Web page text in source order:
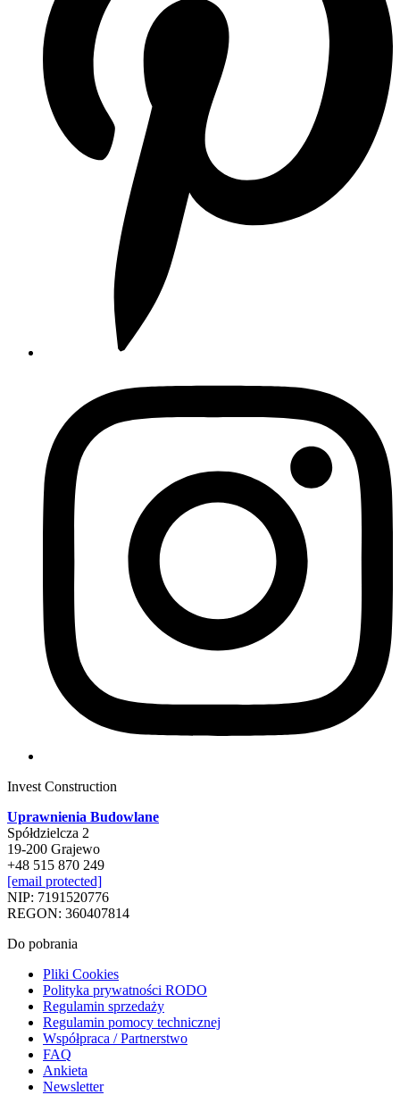
Invest Construction
Uprawnienia Budowlane
Spółdzielcza 2
19-200 Grajewo
+48 515 870 249
[email protected]
NIP: 7191520776
REGON: 360407814
Do pobrania
Pliki Cookies
Polityka prywatności RODO
Regulamin sprzedaży
Regulamin pomocy technicznej
Współpraca / Partnerstwo
FAQ
Ankieta
Newsletter